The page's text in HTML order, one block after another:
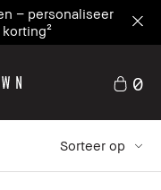
op je eerste
0
Sorteer op